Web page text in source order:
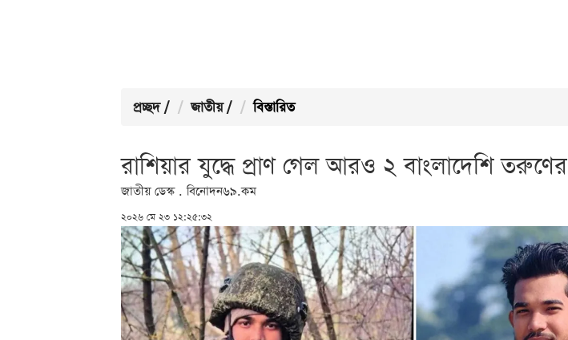
প্রচ্ছদ / জাতীয় / বিস্তারিত
রাশিয়ার যুদ্ধে প্রাণ গেল আরও ২ বাংলাদেশি তরুণের
জাতীয় ডেস্ক . বিনোদন৬৯.কম
২০২৬ মে ২৩ ১২:২৫:৩২